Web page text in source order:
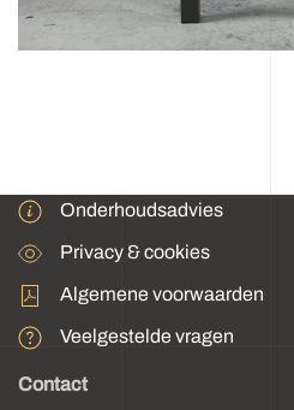
Onderhoudsadvies
Privacy & cookies
Algemene voorwaarden
Veelgestelde vragen
Contact